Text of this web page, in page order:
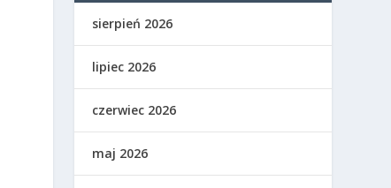
sierpień 2026
lipiec 2026
czerwiec 2026
maj 2026